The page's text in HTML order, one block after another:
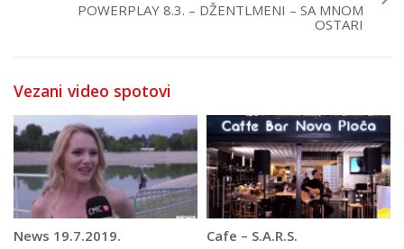
POWERPLAY 8.3. – DŽENTLMENI – SA MNOM
OSTARI
Vezani video spotovi
News 19.7.2019. Cafe – S.A.R.S.